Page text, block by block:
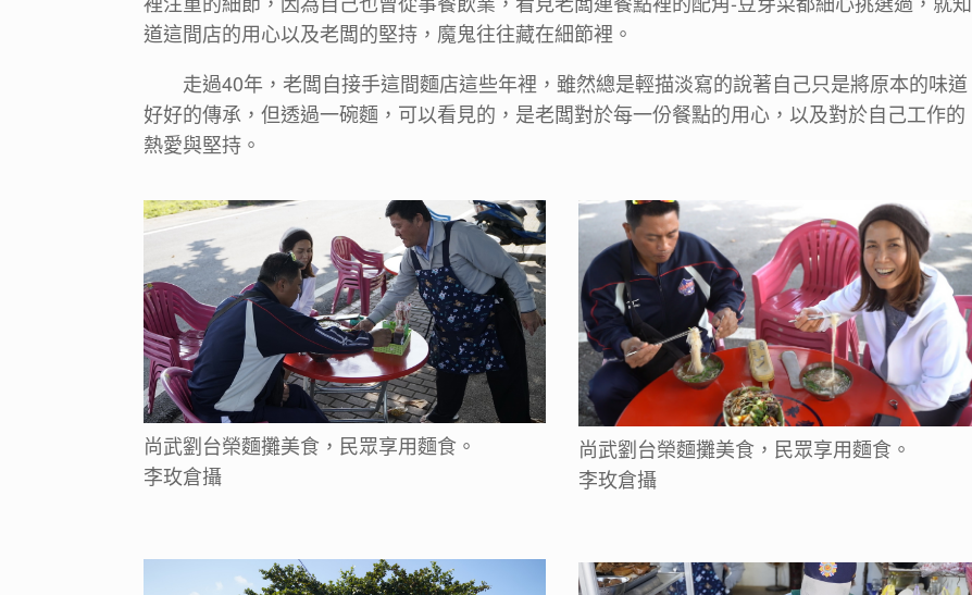
道這間店的用心以及老闆的堅持，魔鬼往往藏在細節裡。
走過40年，老闆自接手這間麵店這些年裡，雖然總是輕描淡寫的說著自己只是將原本的味道
好好的傳承，但透過一碗麵，可以看見的，是老闆對於每一份餐點的用心，以及對於自己工作的
熱愛與堅持。
尚武劉台榮麵攤美食，民眾享用麵食。
李玫倉攝
尚武劉台榮麵攤美食，民眾享用麵食。
李玫倉攝